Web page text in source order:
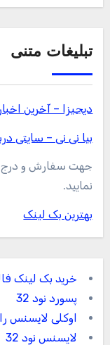
تبلیغات متنی
دیجیزا – آخرین
بیا نی نی – سایتی
جهت سفارش و درج
نمایید.
بهترین بک لینک
خرید بک لینک
پسورد نود 32
اوکلی لایسنس
لایسنس نود 32